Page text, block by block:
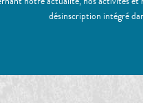
désinscription intégré